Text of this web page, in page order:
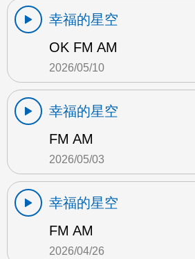
幸福的星空
OK FM AM
2026/05/10
幸福的星空
FM AM
2026/05/03
幸福的星空
FM AM
2026/04/26